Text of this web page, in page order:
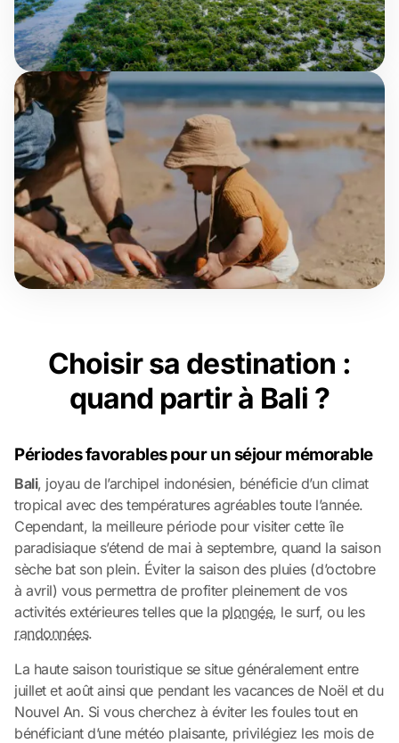
Choisir sa destination :
quand partir à Bali ?
Périodes favorables pour un séjour mémorable
Bali, joyau de l’archipel indonésien, bénéficie d’un climat
tropical avec des températures agréables toute l’année.
Cependant, la meilleure période pour visiter cette île
paradisiaque s’étend de mai à septembre, quand la saison
sèche bat son plein. Éviter la saison des pluies (d’octobre
à avril) vous permettra de profiter pleinement de vos
activités extérieures telles que la plongée, le surf, ou les
randonnées.
La haute saison touristique se situe généralement entre
juillet et août ainsi que pendant les vacances de Noël et du
Nouvel An. Si vous cherchez à éviter les foules tout en
bénéficiant d’une météo plaisante, privilégiez les mois de